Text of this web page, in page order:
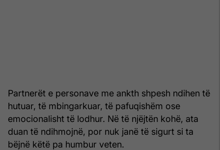
Partnerët e personave me ankth shpesh ndihen të
hutuar, të mbingarkuar, të pafuqishëm ose
emocionalisht të lodhur. Në të njëjtën kohë, ata
duan të ndihmojnë, por nuk janë të sigurt si ta
bëjnë këtë pa humbur veten.